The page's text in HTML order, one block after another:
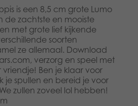
is een 8,5 cm grote Lumo
de zachtste en mooiste
met grote lief kijkende
soorten
ze allemaal. Download
verzorg en speel met
vriendje! Ben je klaar voor
je spullen en bereid je voor
zullen zoveel lol hebben!